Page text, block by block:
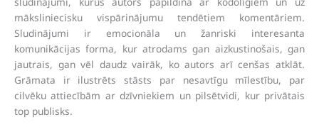
māksliniecisku vispārinājumu tendētiem komentāriem.
Sludinājumi ir emocionāla un žanriski interesanta
komunikācijas forma, kur atrodams gan aizkustinošais, gan
jautrais, gan vēl daudz vairāk, ko autors arī cenšas atklāt.
Grāmata ir ilustrēts stāsts par nesavtīgu mīlestību, par
cilvēku attiecībām ar dzīvniekiem un pilsētvidi, kur privātais
top publisks.